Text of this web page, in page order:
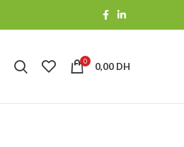
0 0,00 DH